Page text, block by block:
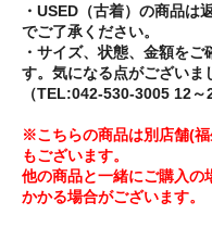
・USED（古着）の商品は
でご了承ください。
・サイズ、状態、金額を
す。気になる点がございま
（TEL:042-530-3005 12～
※こちらの商品は別店舗(
もございます。
他の商品と一緒にご購入の
かかる場合がございます。